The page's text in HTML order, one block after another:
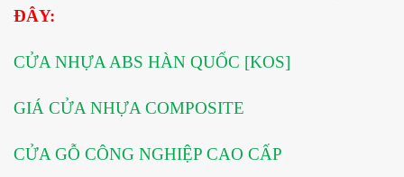
ĐÂY:
CỬA NHỰA ABS HÀN QUỐC [KOS]
GIÁ CỬA NHỰA COMPOSITE
CỬA GỖ CÔNG NGHIỆP CAO CẤP